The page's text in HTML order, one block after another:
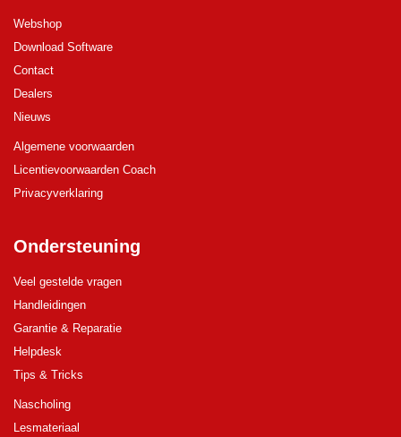
Webshop
Download Software
Contact
Dealers
Nieuws
Algemene voorwaarden
Licentievoorwaarden Coach
Privacyverklaring
Ondersteuning
Veel gestelde vragen
Handleidingen
Garantie & Reparatie
Helpdesk
Tips & Tricks
Nascholing
Lesmateriaal